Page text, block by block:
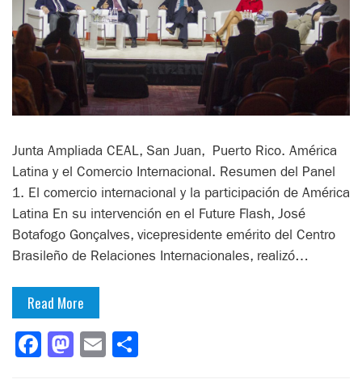
Junta Ampliada CEAL, San Juan, Puerto Rico. América
Latina y el Comercio Internacional. Resumen del Panel
1. El comercio internacional y la participación de América
Latina En su intervención en el Future Flash, José
Botafogo Gonçalves, vicepresidente emérito del Centro
Brasileño de Relaciones Internacionales, realizó…
Read More
Facebook
Mastodon
Email